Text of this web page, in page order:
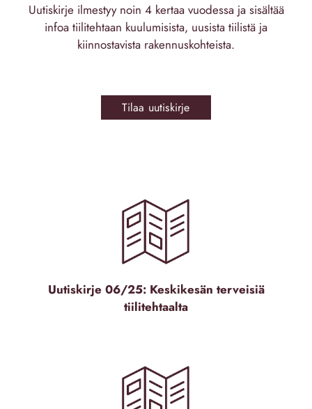
Uutiskirje ilmestyy noin 4 kertaa vuodessa ja sisältää
infoa tiilitehtaan kuulumisista, uusista tiilistä ja
kiinnostavista rakennuskohteista.
Tilaa uutiskirje
Uutiskirje 06/25: Keskikesän terveisiä
tiilitehtaalta